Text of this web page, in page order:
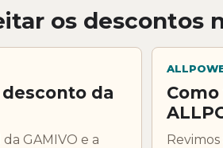
os descontos
da
GAMIVO e a